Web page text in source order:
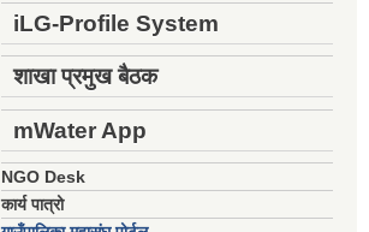
iLG-Profile System
शाखा प्रमुख बैठक
mWater App
NGO Desk
कार्य पात्रो